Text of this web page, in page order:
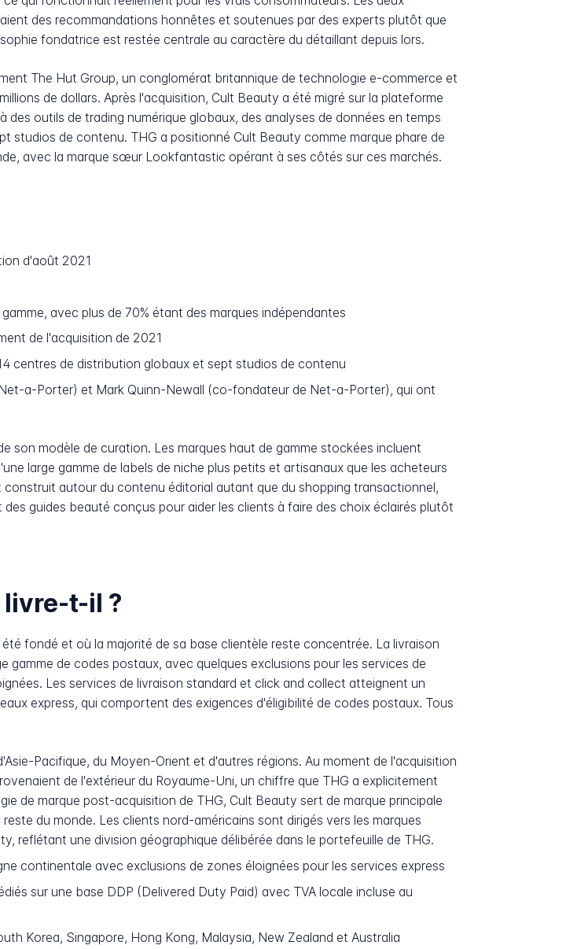
des recommandations honnêtes et soutenues par des experts plutôt que
fondatrice est restée centrale au caractère du détaillant depuis lors.
The Hut Group, un conglomérat britannique de technologie e-commerce et
de dollars. Après l'acquisition, Cult Beauty a été migré sur la plateforme
outils de trading numérique globaux, des analyses de données en temps
studios de contenu. THG a positionné Cult Beauty comme marque phare de
avec la marque sœur Lookfantastic opérant à ses côtés sur ces marchés.
d'août 2021
avec plus de 70% étant des marques indépendantes
de l'acquisition de 2021
centres de distribution globaux et sept studios de contenu
a-Porter) et Mark Quinn-Newall (co-fondateur de Net-a-Porter), qui ont
son modèle de curation. Les marques haut de gamme stockées incluent
large gamme de labels de niche plus petits et artisanaux que les acheteurs
autour du contenu éditorial autant que du shopping transactionnel,
guides beauté conçus pour aider les clients à faire des choix éclairés plutôt
livre-t-il ?
fondé et où la majorité de sa base clientèle reste concentrée. La livraison
de codes postaux, avec quelques exclusions pour les services de
Les services de livraison standard et click and collect atteignent un
express, qui comportent des exigences d'éligibilité de codes postaux. Tous
Pacifique, du Moyen-Orient et d'autres régions. Au moment de l'acquisition
de l'extérieur du Royaume-Uni, un chiffre que THG a explicitement
de marque post-acquisition de THG, Cult Beauty sert de marque principale
du monde. Les clients nord-américains sont dirigés vers les marques
reflétant une division géographique délibérée dans le portefeuille de THG.
continentale avec exclusions de zones éloignées pour les services express
sur une base DDP (Delivered Duty Paid) avec TVA locale incluse au
Korea, Singapore, Hong Kong, Malaysia, New Zealand et Australia